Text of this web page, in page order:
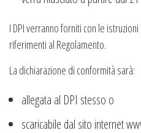
I DPI verranno forniti con le
riferimenti al Regolamento.
La dichiarazione di conformità sarà:
allegata al DPI stesso o
scaricabile dal sito internet